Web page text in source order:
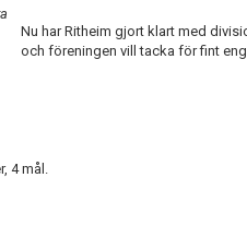
Nu har Ritheim gjort klart med
och föreningen vill tacka för fint
4 mål.